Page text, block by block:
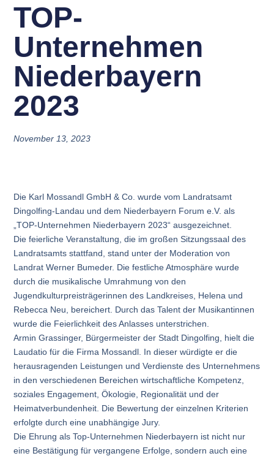
TOP-
Unternehmen
Niederbayern
2023
November 13, 2023
Die Karl Mossandl GmbH & Co. wurde vom Landratsamt
Dingolfing-Landau und dem Niederbayern Forum e.V. als
„TOP-Unternehmen Niederbayern 2023“ ausgezeichnet.
Die feierliche Veranstaltung, die im großen Sitzungssaal des
Landratsamts stattfand, stand unter der Moderation von
Landrat Werner Bumeder. Die festliche Atmosphäre wurde
durch die musikalische Umrahmung von den
Jugendkulturpreisträgerinnen des Landkreises, Helena und
Rebecca Neu, bereichert. Durch das Talent der Musikantinnen
wurde die Feierlichkeit des Anlasses unterstrichen.
Armin Grassinger, Bürgermeister der Stadt Dingolfing, hielt die
Laudatio für die Firma Mossandl. In dieser würdigte er die
herausragenden Leistungen und Verdienste des Unternehmens
in den verschiedenen Bereichen wirtschaftliche Kompetenz,
soziales Engagement, Ökologie, Regionalität und der
Heimatverbundenheit. Die Bewertung der einzelnen Kriterien
erfolgte durch eine unabhängige Jury.
Die Ehrung als Top-Unternehmen Niederbayern ist nicht nur
eine Bestätigung für vergangene Erfolge, sondern auch eine